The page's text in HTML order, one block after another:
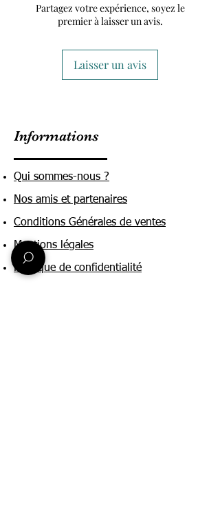
Partagez votre expérience, soyez le
premier à laisser un avis.
Laisser un avis
Informations
Qui sommes-nous ?
Nos amis et partenaires
Conditions Générales de ventes
Mentions légales
Politique de confidentialité